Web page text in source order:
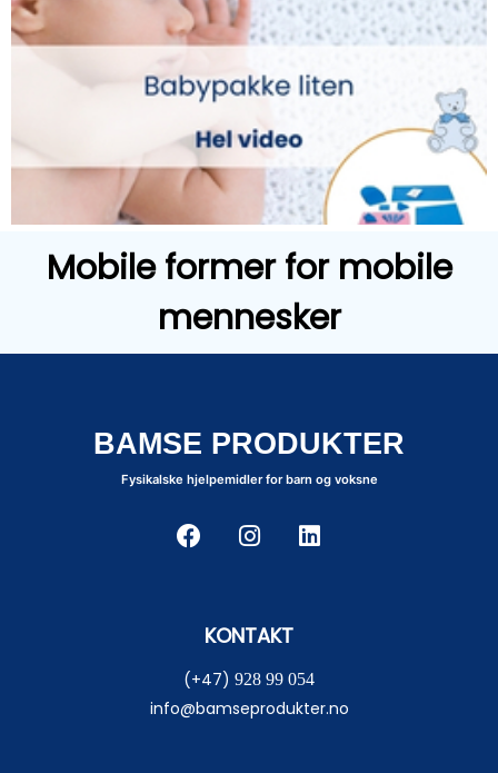
Mobile former for mobile
mennesker
BAMSE PRODUKTER
Fysikalske hjelpemidler for barn og voksne
KONTAKT
(+47) 928 99 054
info@bamseprodukter.no